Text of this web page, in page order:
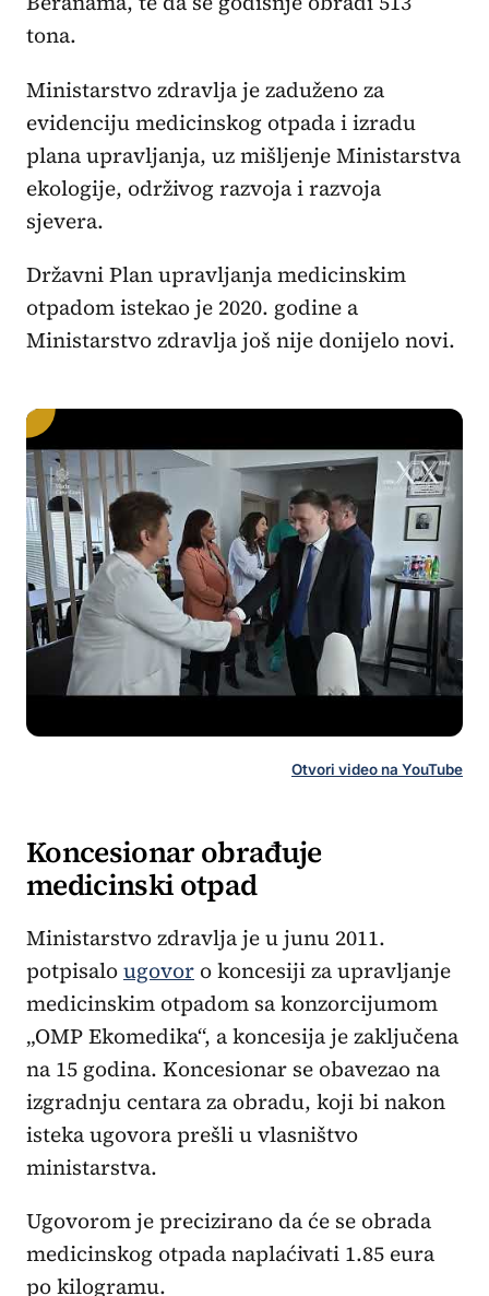
tona.
Ministarstvo zdravlja je zaduženo za
evidenciju medicinskog otpada i izradu
plana upravljanja, uz mišljenje Ministarstva
ekologije, održivog razvoja i razvoja
sjevera.
Državni Plan upravljanja medicinskim
otpadom istekao je 2020. godine a
Ministarstvo zdravlja još nije donijelo novi.
Otvori video na YouTube
Koncesionar obrađuje
medicinski otpad
Ministarstvo zdravlja je u junu 2011.
potpisalougovor o koncesiji za upravljanje
medicinskim otpadom sa konzorcijumom
„OMP Ekomedika“, a koncesija je zaključena
na 15 godina. Koncesionar se obavezao na
izgradnju centara za obradu, koji bi nakon
isteka ugovora prešli u vlasništvo
ministarstva.
Ugovorom je precizirano da će se obrada
medicinskog otpada naplaćivati 1.85 eura
po kilogramu.